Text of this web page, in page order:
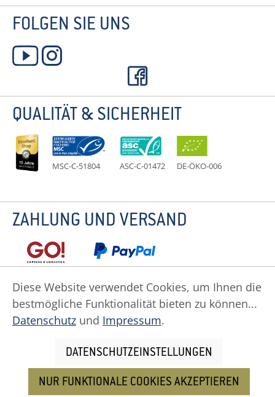
FOLGEN SIE UNS
QUALITÄT & SICHERHEIT
MSC-C-51804 ASC-C-01472 DE-ÖKO-006
ZAHLUNG UND VERSAND
Datenschutz Impressum
Widerruf
Widerrufsformular
AGB Zahlung
Cookie Einstellungen
Alle Preise inkl. gesetzl. Mehrwertsteuer zzgl.
Diese Website verwendet Cookies, um Ihnen die
bestmögliche Funktionalität bieten zu können...
Datenschutz und Impressum.
DATENSCHUTZEINSTELLUNGEN
NUR FUNKTIONALE COOKIES AKZEPTIEREN